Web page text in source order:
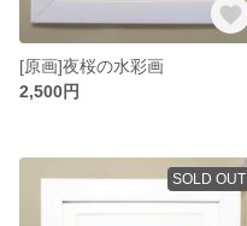
[原画]夜桜の水彩画
2,500円
SOLD OUT